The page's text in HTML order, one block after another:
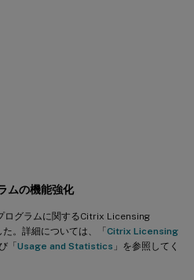
ムの機能強化
ログラムに関するCitrix Licensing
。詳細については、「Citrix Licensing
「Usage and Statistics 」を参照してく